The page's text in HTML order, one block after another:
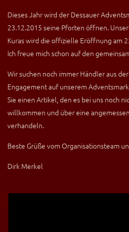
Dieses Jahr wird der Dessauer
23.12.2015 seine Pforten öffnen.
Kuras wird die offizielle Eröffnung am
Ich freue mich schon auf den
Wir suchen noch immer Händler aus
Engagement auf unserem
Sie einen Artikel, den es bei uns noch
willkommen und über eine
verhandeln.
Beste Grüße vom Organisationsteam
Dirk Merkel